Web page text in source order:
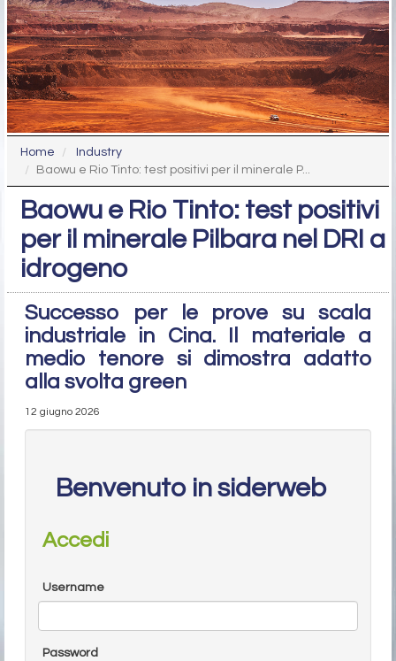
Home
Industry
Baowu e Rio Tinto: test positivi per il minerale P...
Baowu e Rio Tinto: test positivi
per il minerale Pilbara nel DRI a
idrogeno
Successo per le prove su scala
industriale in Cina. Il materiale a
medio tenore si dimostra adatto
alla svolta green
12 giugno 2026
Benvenuto in siderweb
Accedi
Username
Password